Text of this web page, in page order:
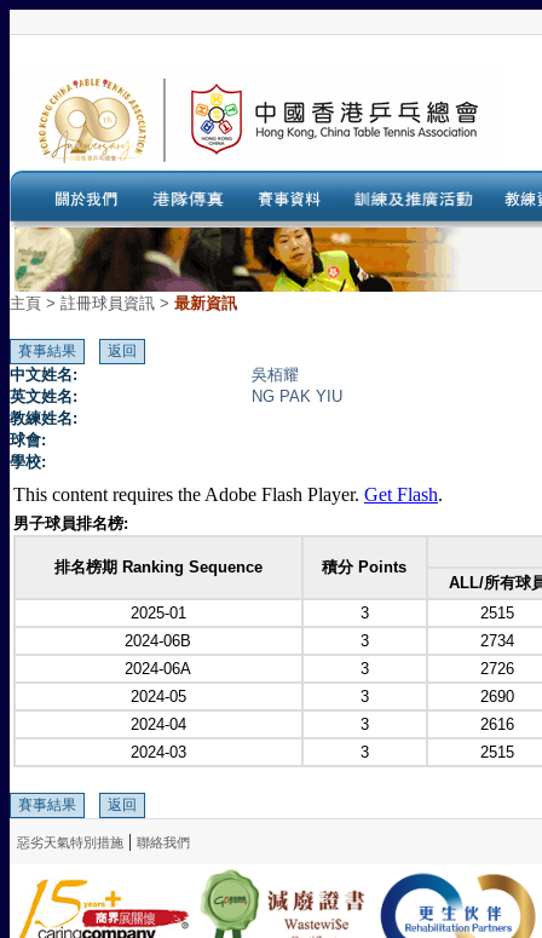
主頁 > 註冊球員資訊 > 最新資訊
中文姓名:
吳栢耀
英文姓名:
NG PAK YIU
教練姓名:
球會:
學校:
This content requires the Adobe Flash Player. Get Flash.
男子球員排名榜:
排名榜期 Ranking Sequence
積分 Points
ALL/所有球
2025-01
3
2515
2024-06B
3
2734
2024-06A
3
2726
2024-05
3
2690
2024-04
3
2616
2024-03
3 2515